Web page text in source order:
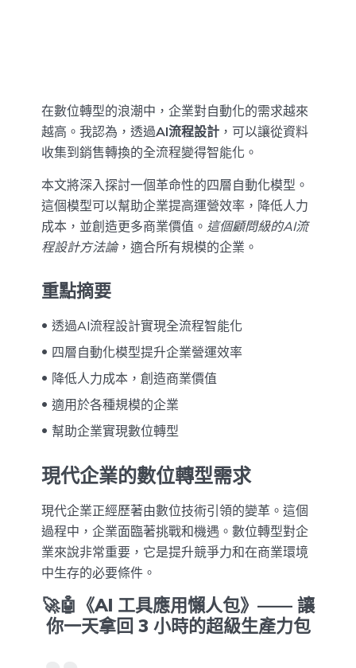
在數位轉型的浪潮中，企業對自動化的需求越來
越高。我認為，透過AI流程設計 ，可以讓從資料
收集到銷售轉換的全流程變得智能化。
本文將深入探討一個革命性的四層自動化模型。
這個模型可以幫助企業提高運營效率，降低人力
成本，並創造更多商業價值。 這個顧問級的AI流
程設計方法論，適合所有規模的企業。
重點摘要
透過AI流程設計實現全流程智能化
四層自動化模型提升企業營運效率
降低人力成本，創造商業價值
適用於各種規模的企業
幫助企業實現數位轉型
現代企業的數位轉型需求
現代企業正經歷著由數位技術引領的變革。這個
過程中，企業面臨著挑戰和機遇。數位轉型對企
業來說非常重要，它是提升競爭力和在商業環境
中生存的必要條件。
🚀🤖《AI 工具應用懶人包》—— 讓
你一天拿回 3 小時的超級生產力包